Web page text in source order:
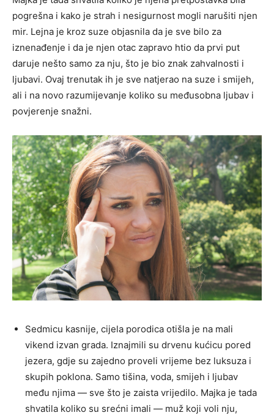
pogrešna i kako je strah i nesigurnost mogli narušiti njen
mir. Lejna je kroz suze objasnila da je sve bilo za
iznenađenje i da je njen otac zapravo htio da prvi put
daruje nešto samo za nju, što je bio znak zahvalnosti i
ljubavi. Ovaj trenutak ih je sve natjerao na suze i smijeh,
ali i na novo razumijevanje koliko su međusobna ljubav i
povjerenje snažni.
Sedmicu kasnije, cijela porodica otišla je na mali
vikend izvan grada. Iznajmili su drvenu kućicu pored
jezera, gdje su zajedno proveli vrijeme bez luksuza i
skupih poklona. Samo tišina, voda, smijeh i ljubav
među njima — sve što je zaista vrijedilo. Majka je tada
shvatila koliko su srećni imali — muž koji voli nju,